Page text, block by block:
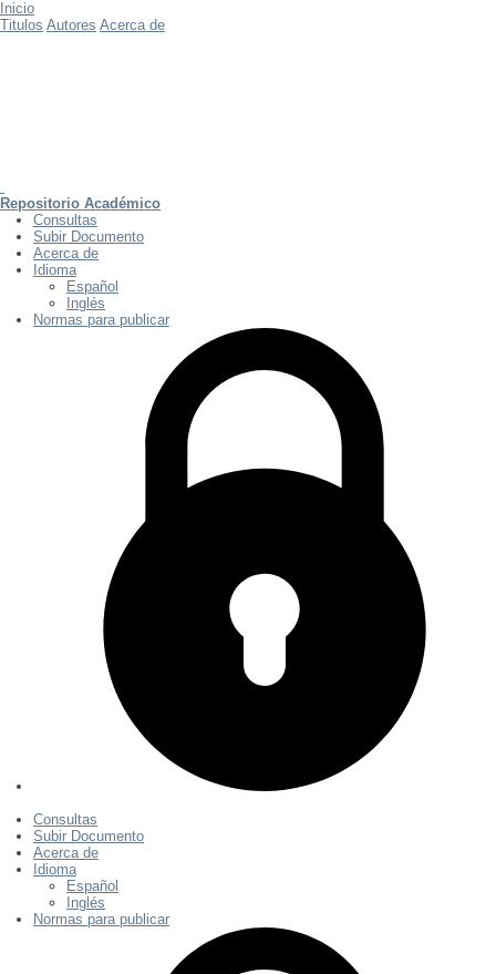
Inicio
Titulos Autores Acerca de
Repositorio Académico
Consultas
Subir Documento
Acerca de
Idioma
Español
Inglés
Normas para publicar
Consultas
Subir Documento
Acerca de
Idioma
Español
Inglés
Normas para publicar